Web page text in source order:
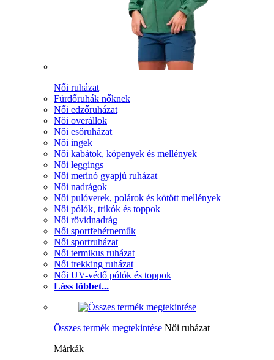
Női ruházat
Fürdőruhák nőknek
Női edzőruházat
Nöi overállok
Női esőruházat
Női ingek
Női kabátok, köpenyek és mellények
Női leggings
Női merinó gyapjú ruházat
Női nadrágok
Női pulóverek, polárok és kötött mellények
Női pólók, trikók és toppok
Női rövidnadrág
Női sportfehérneműk
Női sportruházat
Női termikus ruházat
Női trekking ruházat
Női UV-védő pólók és toppok
Láss többet...
Összes termék megtekintése Női ruházat
Márkák